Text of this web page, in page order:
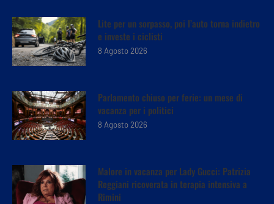
Lite per un sorpasso, poi l’auto torna indietro
e investe i ciclisti
8 Agosto 2026
Parlamento chiuso per ferie: un mese di
vacanza per i politici
8 Agosto 2026
Malore in vacanza per Lady Gucci: Patrizia
Reggiani ricoverata in terapia intensiva a
Rimini